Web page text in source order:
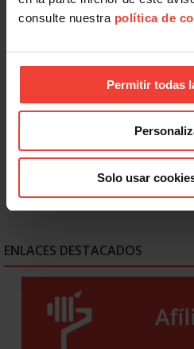
consulte nuestra política de
Permitir todas
Solo usar
Actualidad
precariedad en la práctica
ENLACES DESTACADOS